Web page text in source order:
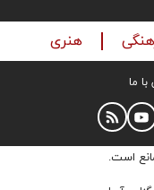
هنری
ما
است.